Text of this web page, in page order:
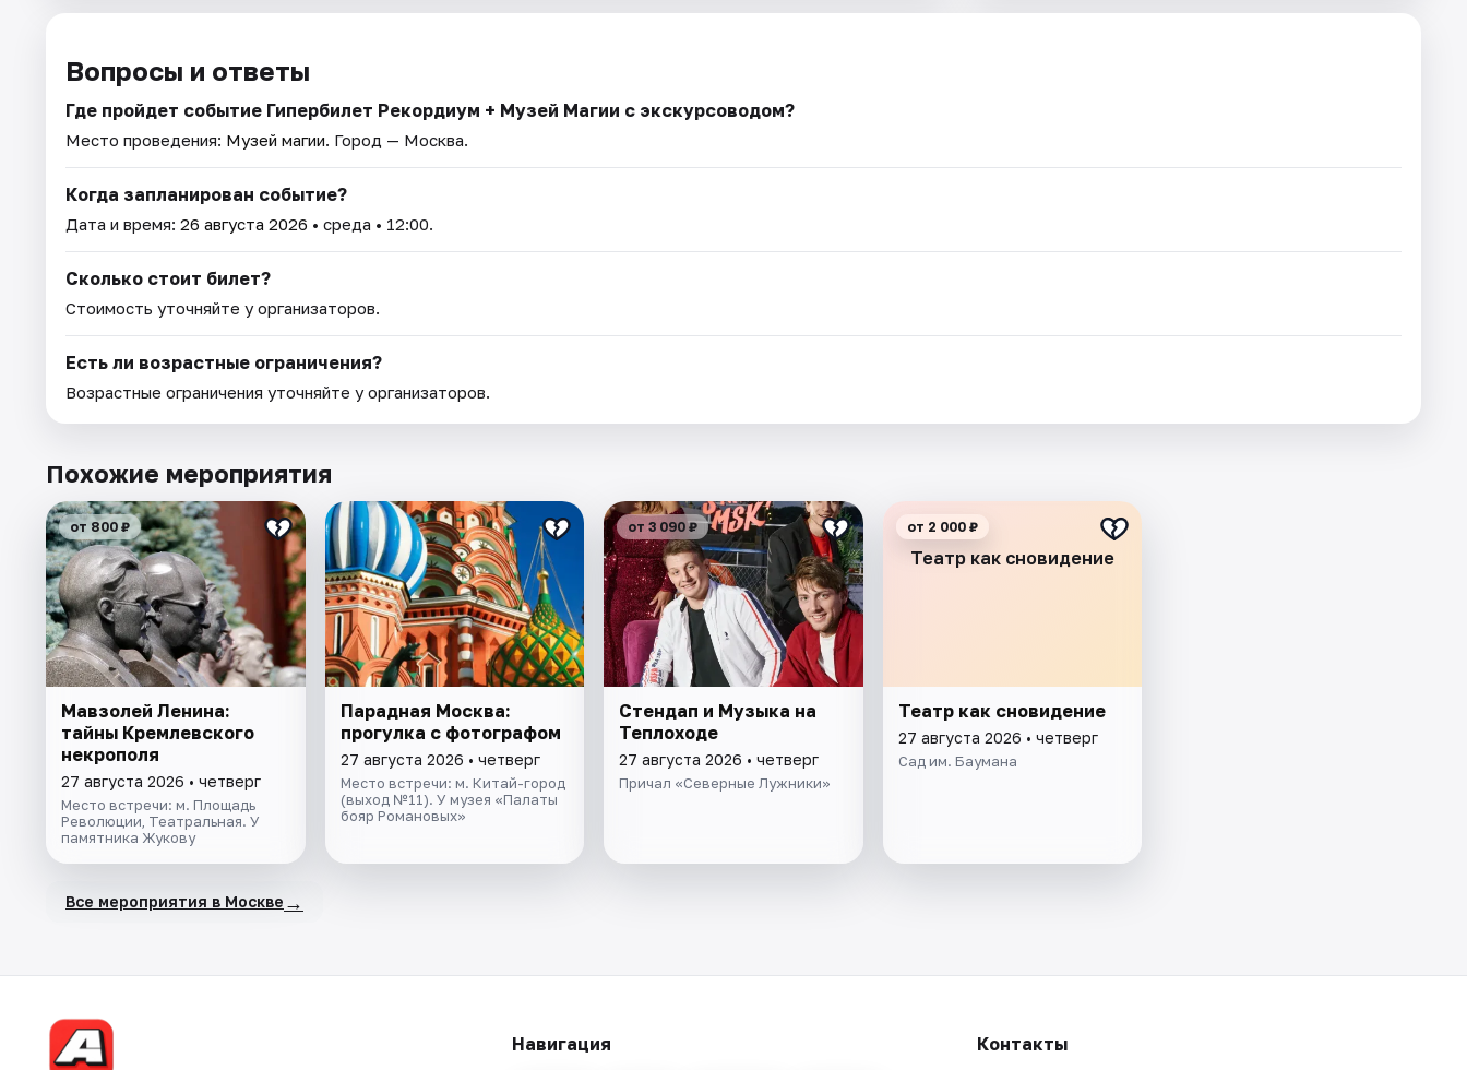
Вопросы и ответы
Где пройдет событие Гипербилет Рекордиум + Музей Магии с экскурсоводом?
Место проведения: Музей магии. Город — Москва.
Когда запланирован событие?
Дата и время: 26 августа 2026 • среда • 12:00.
Сколько стоит билет?
Стоимость уточняйте у организаторов.
Есть ли возрастные ограничения?
Возрастные ограничения уточняйте у организаторов.
Похожие мероприятия
от 800 ₽
Мавзолей Ленина:
тайны Кремлевского
некрополя
27 августа 2026 • четверг
Место встречи: м. Площадь
Революции, Театральная. У
памятника Жукову
Парадная Москва:
прогулка с фотографом
27 августа 2026 • четверг
Место встречи: м. Китай-город
(выход №11). У музея «Палаты
бояр Романовых»
от 3 090 ₽
Стендап и Музыка на
Теплоходе
27 августа 2026 • четверг
Причал «Северные Лужники»
Театр как сновидение
от 2 000 ₽
Театр как сновидение
27 августа 2026 • четверг
Сад им. Баумана
Все мероприятия в Москве →
Навигация Контакты